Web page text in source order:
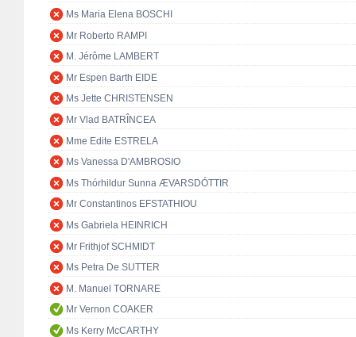
Ms Maria Elena BOSCHI
Mr Roberto RAMPI
M. Jérôme LAMBERT
Mr Espen Barth EIDE
Ms Jette CHRISTENSEN
Mr Vlad BATRÎNCEA
Mme Edite ESTRELA
Ms Vanessa D'AMBROSIO
Ms Thórhildur Sunna ÆVARSDÓTTIR
Mr Constantinos EFSTATHIOU
Ms Gabriela HEINRICH
Mr Frithjof SCHMIDT
Ms Petra De SUTTER
M. Manuel TORNARE
Mr Vernon COAKER
Ms Kerry McCARTHY